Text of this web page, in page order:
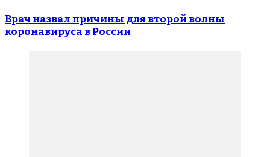
Врач назвал причины для второй волны
коронавируса в России